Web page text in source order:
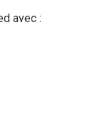
avec :